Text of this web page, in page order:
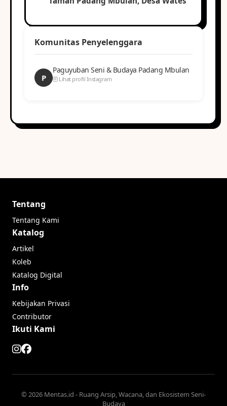
Komunitas Penyelenggara
P
Paguyuban Seni & Budaya Padang Mbulan
Lihat profil Instagram
Tentang
Tentang Kami
Katalog
Artikel
Koleb
Katalog Digital
Info
Kebijakan Privasi
Contributor
Ikuti Kami
© 2026 Mentas.id - Ruang Arsip, Wacana, dan Ekosistem Seni-
Budaya